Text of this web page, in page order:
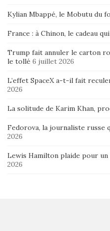
Kylian Mbappé, le Mobutu du
France : à Chinon, le cadeau
Trump fait annuler le carton
le tollé 6 juillet 2026
L’effet SpaceX a-t-il fait
2026
La solitude de Karim Khan,
Fedorova, la journaliste russe
2026
Lewis Hamilton plaide pour
2026